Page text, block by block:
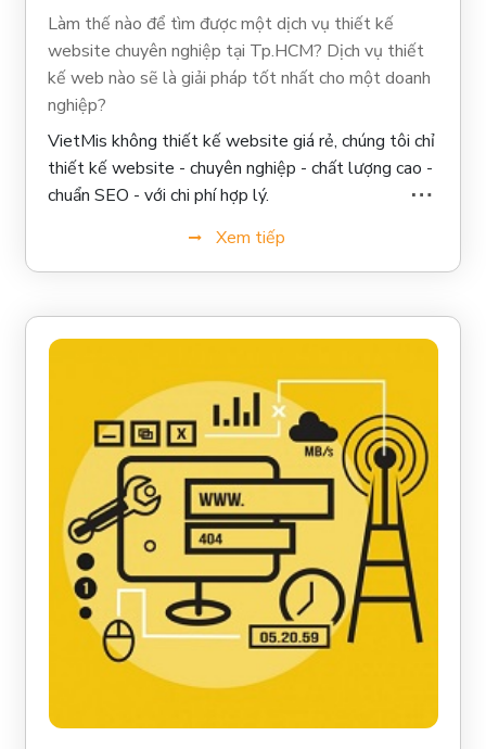
Làm thế nào để tìm được một dịch vụ thiết kế
website chuyên nghiệp tại Tp.HCM? Dịch vụ thiết
kế web nào sẽ là giải pháp tốt nhất cho một doanh
nghiệp?
VietMis không thiết kế website giá rẻ, chúng tôi chỉ
thiết kế website - chuyên nghiệp - chất lượng cao -
chuẩn SEO - với chi phí hợp lý.
Xem tiếp